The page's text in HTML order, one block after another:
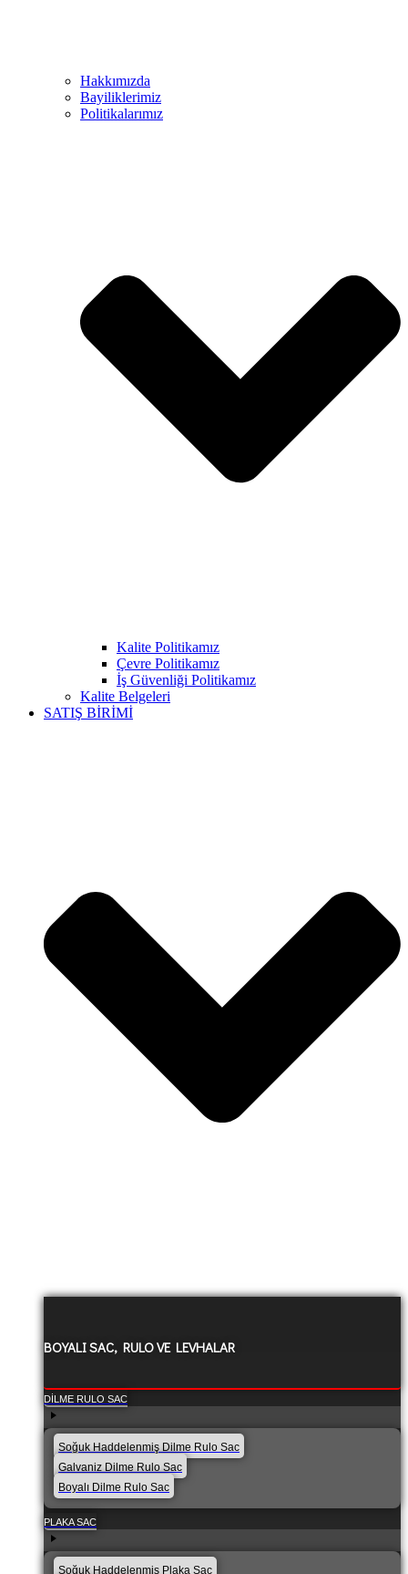
Hakkımızda
Bayiliklerimiz
Politikalarımız
Kalite Politikamız
Çevre Politikamız
İş Güvenliği Politikamız
Kalite Belgeleri
SATIŞ BİRİMİ
BOYALI SAC, RULO VE LEVHALAR
DILME RULO SAC
Soğuk Haddelenmiş Dilme Rulo Sac
Galvaniz Dilme Rulo Sac
Boyalı Dilme Rulo Sac
PLAKA SAC
Soğuk Haddelenmiş Plaka Sac